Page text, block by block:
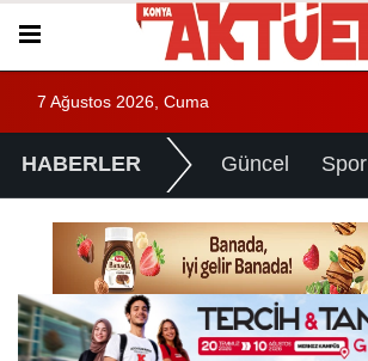
7 Ağustos 2026, Cuma
HABERLER Güncel Spor